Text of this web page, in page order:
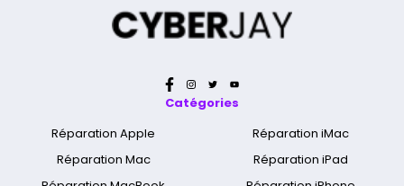
Catégories
Réparation Apple
Réparation Mac
Réparation iMac
Réparation iPad